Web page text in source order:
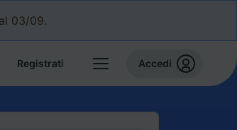
03/09.
Registrati Accedi